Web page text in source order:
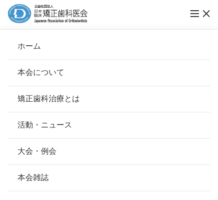
ホーム
本会について
会長挨拶
基本理念
組織について
本会の歴史
矯正歯科治療とは
安心して治療を受けていただくための「6つの指針」
安心できる矯正歯科治療契約のための「7つの提言」
矯正歯科治療について
活動・ニュース
大会・例会
本会雑誌
日本臨床矯正歯科医会2024（令和6）年度通常
総会・6月例会のお知らせ
ホーム 大会・例会
会員各位